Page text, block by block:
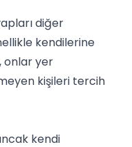
diğer
kendilerine
onlar yer
kişileri tercih
kendi